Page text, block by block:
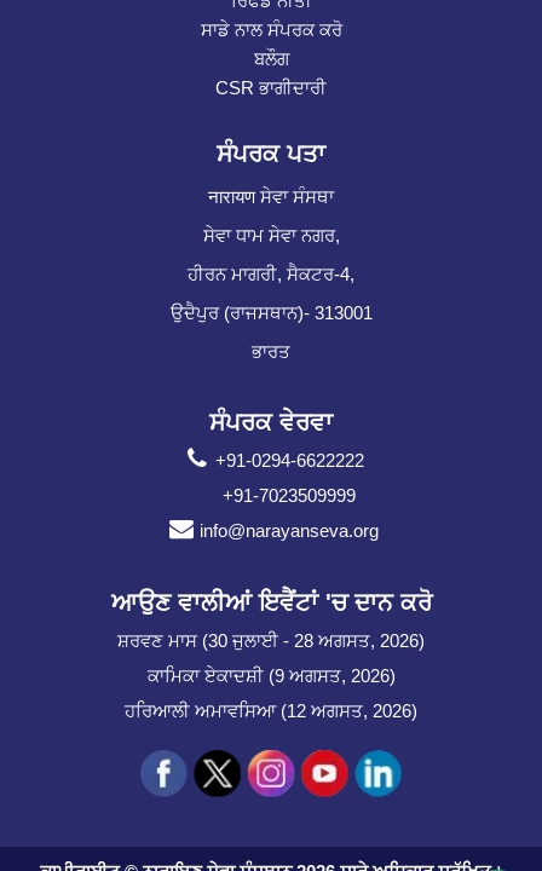
ਸਾਡੇ ਨਾਲ ਸੰਪਰਕ ਕਰੋ
ਬਲੌਗ
CSR ਭਾਗੀਦਾਰੀ
ਸੰਪਰਕ ਪਤਾ
नारायण ਸੇਵਾ ਸੰਸਥਾ
ਸੇਵਾ ਧਾਮ ਸੇਵਾ ਨਗਰ,
ਹੀਰਨ ਮਾਗਰੀ, ਸੈਕਟਰ-4,
ਉਦੈਪੁਰ (ਰਾਜਸਥਾਨ)- 313001
ਭਾਰਤ
ਸੰਪਰਕ ਵੇਰਵਾ
+91-0294-6622222
+91-7023509999
info@narayanseva.org
ਆਉਣ ਵਾਲੀਆਂ ਇਵੈਂਟਾਂ 'ਚ ਦਾਨ ਕਰੋ
ਸ਼ਰਵਣ ਮਾਸ (30 ਜੁਲਾਈ - 28 ਅਗਸਤ, 2026)
ਕਾਮਿਕਾ ਏਕਾਦਸ਼ੀ (9 ਅਗਸਤ, 2026)
ਹਰਿਆਲੀ ਅਮਾਵਸਿਆ (12 ਅਗਸਤ, 2026)